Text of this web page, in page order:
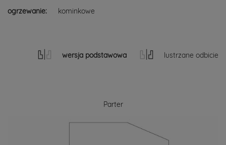
ogrzewanie: kominkowe
wersja podstawowa lustrzane odbicie
Parter